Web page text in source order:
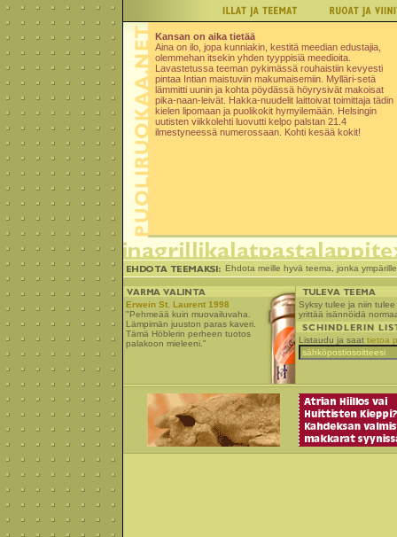
Kansan on aika tietää
Aina on ilo, jopa kunniakin, kestitä meedian edustajia,
olemmehan itsekin yhden tyyppisiä meedioita.
Lavastetussa teeman pykimässä rouhaistiin kevyesti
pintaa Intian maistuviin makumaisemiin. Mylläri-setä
lämmitti uunin ja kohta pöydässä höyrysivät makoisat
pika-naan-leivät. Hakka-nuudelit laittoivat toimittaja tädin
kielen lipomaan ja puolikokit hymyilemään. Helsingin
uutisten viikkolehti luovutti kelpo palstan 21.4
ilmestyneessä numerossaan. Kohti kesää kokit!
Ehdota meille hyvä teema, jonka
Erwein St. Laurent 1998
"Pehmeää kuin muovailuvaha.
Lämpimän juuston paras kaveri.
Tämä Höblerin perheen tuotos
palakoon mieleeni."
Syksy tulee ja niin
yrittää isännöidä
Listaudu ja saat tietoa